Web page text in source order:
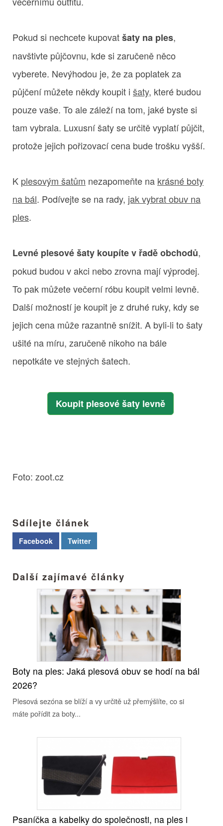
Pokud si nechcete kupovatšaty na ples,
navštivte půjčovnu, kde si zaručeně něco
vyberete. Nevýhodou je, že za poplatek za
půjčení můžete někdy koupit i šaty, které budou
pouze vaše. To ale záleží na tom, jaké byste si
tam vybrala. Luxusní šaty se určitě vyplatí půjčit,
protože jejich pořizovací cena bude trošku vyšší.
K plesovým šatům nezapomeňte na krásné boty
na bál. Podívejte se na rady, jak vybrat obuv na
ples.
Levné plesové šaty koupíte v řadě obchodů,
pokud budou v akci nebo zrovna mají výprodej.
To pak můžete večerní róbu koupit velmi levně.
Další možností je koupit je z druhé ruky, kdy se
jejich cena může razantně snížit. A byli-li to šaty
ušité na míru, zaručeně nikoho na bále
nepotkáte ve stejných šatech.
Koupit plesové šaty levně
Foto: zoot.cz
Sdílejte článek
Facebook Twitter
Další zajímavé články
Boty na ples: Jaká plesová obuv se hodí na bál
2026?
Plesová sezóna se blíží a vy určitě už přemýšlíte, co si
máte pořídit za boty...
Psaníčka a kabelky do společnosti, na ples i